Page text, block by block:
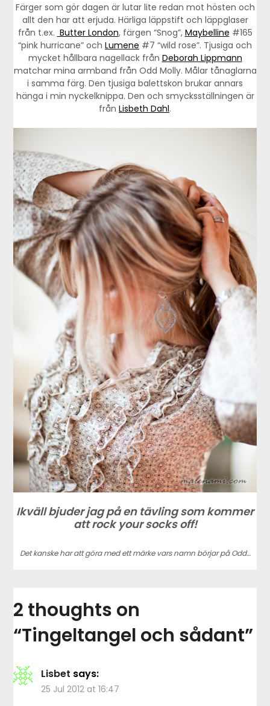
Färger som gör dagen är lutar lite redan mot hösten och
allt den har att erjuda. Härliga läppstift och läppglaser
från t.ex. Butter London, färgen “Snog”, Maybelline #165
“pink hurricane” och Lumene #7 “wild rose”. Tjusiga och
mycket hållbara nagellack från Deborah Lippmann
matchar mina armband från Odd Molly. Målar tånaglarna
i samma färg. Den tjusiga balettskon brukar annars
hänga i min nyckelknippa. Den och smycksställningen är
från Lisbeth Dahl.
Ikväll bjuder jag på en tävling som kommer
att rock your socks off!
Det kanske har att göra med ett märke vars namn börjar på Odd…
2 thoughts on
“Tingeltangel och sådant”
Lisbet says:
25 Jul 2012 at 16:47